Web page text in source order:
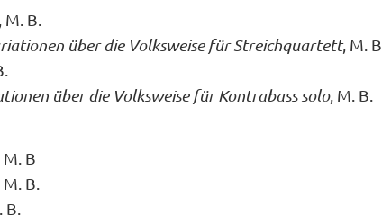
M. B.
über die Volksweise für Streichquartett, M. B.
über die Volksweise für Kontrabass solo, M. B.
M. B
M. B.
B.